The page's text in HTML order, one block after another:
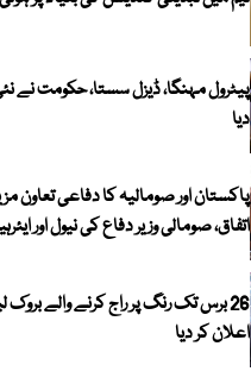
پیٹرول مہنگا، ڈیزل سستا، حکومت نے
دیا
پاکستان اور صومالیہ کا دفاعی تعاون
اتفاق، صومالی وزیر دفاع کی نیول اور
26 برس تک رنگ پر راج کرنے والے
اعلان کر دیا